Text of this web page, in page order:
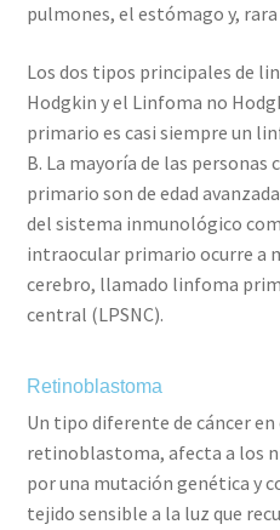
pulmones, el estómago y, rara
Los dos tipos principales de
Hodgkin y el Linfoma no
primario es casi siempre un
B. La mayoría de las
primario son de edad
del sistema inmunológico
intraocular primario ocurre a
cerebro, llamado linfoma
central (LPSNC).
Retinoblastoma
Un tipo diferente de cáncer
retinoblastoma, afecta a los
por una mutación genética y
tejido sensible a la luz que